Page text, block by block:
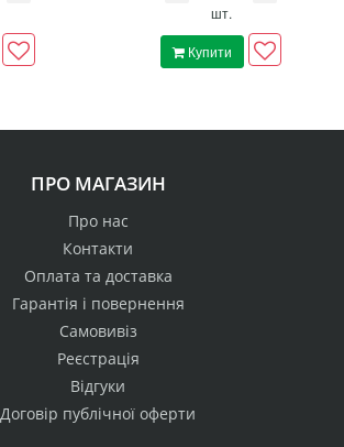
шт.
Купити
ПРО МАГАЗИН
Про нас
Контакти
Оплата та доставка
Гарантія і повернення
Самовивіз
Реєстрація
Відгуки
Договір публічної оферти